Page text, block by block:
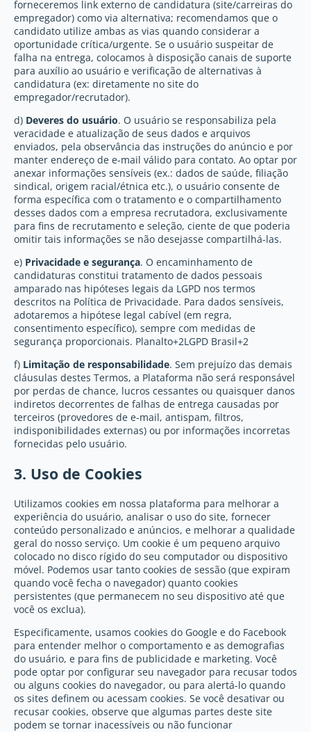
forneceremos link externo de candidatura (site/carreiras do
empregador) como via alternativa; recomendamos que o
candidato utilize ambas as vias quando considerar a
oportunidade crítica/urgente. Se o usuário suspeitar de
falha na entrega, colocamos à disposição canais de suporte
para auxílio ao usuário e verificação de alternativas à
candidatura (ex: diretamente no site do
empregador/recrutador).
d) Deveres do usuário. O usuário se responsabiliza pela
veracidade e atualização de seus dados e arquivos
enviados, pela observância das instruções do anúncio e por
manter endereço de e-mail válido para contato. Ao optar por
anexar informações sensíveis (ex.: dados de saúde, filiação
sindical, origem racial/étnica etc.), o usuário consente de
forma específica com o tratamento e o compartilhamento
desses dados com a empresa recrutadora, exclusivamente
para fins de recrutamento e seleção, ciente de que poderia
omitir tais informações se não desejasse compartilhá-las.
e) Privacidade e segurança. O encaminhamento de
candidaturas constitui tratamento de dados pessoais
amparado nas hipóteses legais da LGPD nos termos
descritos na Política de Privacidade. Para dados sensíveis,
adotaremos a hipótese legal cabível (em regra,
consentimento específico), sempre com medidas de
segurança proporcionais. Planalto+2LGPD Brasil+2
f) Limitação de responsabilidade. Sem prejuízo das demais
cláusulas destes Termos, a Plataforma não será responsável
por perdas de chance, lucros cessantes ou quaisquer danos
indiretos decorrentes de falhas de entrega causadas por
terceiros (provedores de e-mail, antispam, filtros,
indisponibilidades externas) ou por informações incorretas
fornecidas pelo usuário.
3. Uso de Cookies
Utilizamos cookies em nossa plataforma para melhorar a
experiência do usuário, analisar o uso do site, fornecer
conteúdo personalizado e anúncios, e melhorar a qualidade
geral do nosso serviço. Um cookie é um pequeno arquivo
colocado no disco rígido do seu computador ou dispositivo
móvel. Podemos usar tanto cookies de sessão (que expiram
quando você fecha o navegador) quanto cookies
persistentes (que permanecem no seu dispositivo até que
você os exclua).
Especificamente, usamos cookies do Google e do Facebook
para entender melhor o comportamento e as demografias
do usuário, e para fins de publicidade e marketing. Você
pode optar por configurar seu navegador para recusar todos
ou alguns cookies do navegador, ou para alertá-lo quando
os sites definem ou acessam cookies. Se você desativar ou
recusar cookies, observe que algumas partes deste site
podem se tornar inacessíveis ou não funcionar